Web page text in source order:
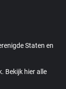
Staten en
Bekijk hier alle